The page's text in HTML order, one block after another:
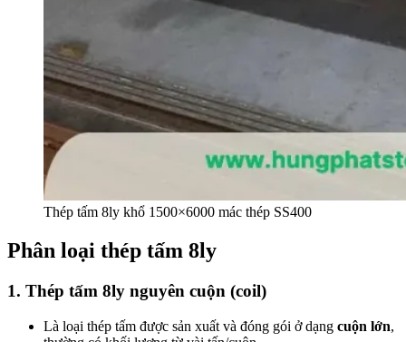
Thép tấm 8ly khổ 1500×6000 mác thép SS400
Phân loại thép tấm 8ly
1. Thép tấm 8ly nguyên cuộn (coil)
Là loại thép tấm được sản xuất và đóng gói ở dạng cuộn lớn,